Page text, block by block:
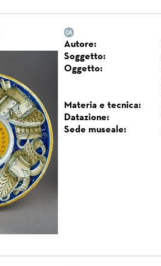
Autore:
Soggetto:
Oggetto:
Materia e tecnica:
Datazione:
Sede museale: